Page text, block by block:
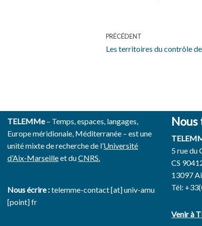
PRÉCÉDENT
Les territoires du contrôle
TELEMMe– Temps, espaces, langages,
Europe méridionale, Méditerranée – est une
unité mixte de recherche de l’Université
d’Aix-Marseilleet duCNRS.
Nous écrire :telemme-contact [at] univ-amu
[point] fr
5 rue du
CS
13097
Tél:
Venir à